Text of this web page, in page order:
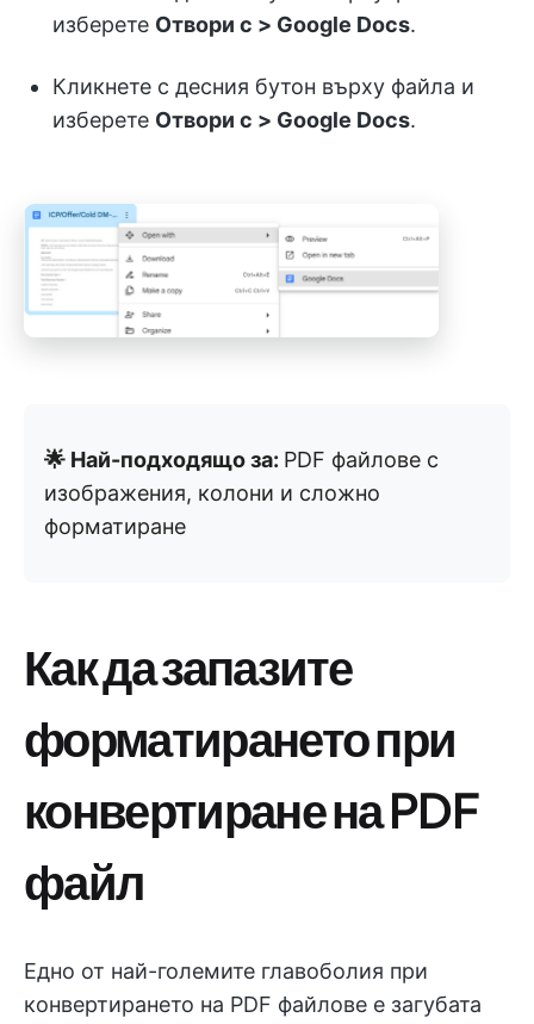
изберете Отвори с > Google Docs.
Кликнете с десния бутон върху файла и
изберете Отвори с > Google Docs.
🌟 Най-подходящо за: PDF файлове с
изображения, колони и сложно
форматиране
Как да запазите
форматирането при
конвертиране на PDF
файл
Едно от най-големите главоболия при
конвертирането на PDF файлове е загубата